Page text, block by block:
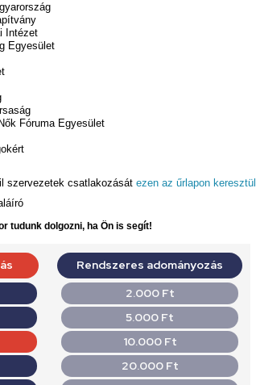
Intézet
Egyesület
Fóruma Egyesület
szervezetek csatlakozását ezen az űrlapon keresztül
tudunk dolgozni, ha Ön is segít!